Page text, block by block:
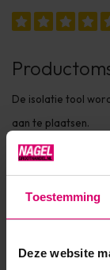
Toestemming
Deze website
De isolatie tool
aan te plaatsen.
SKU